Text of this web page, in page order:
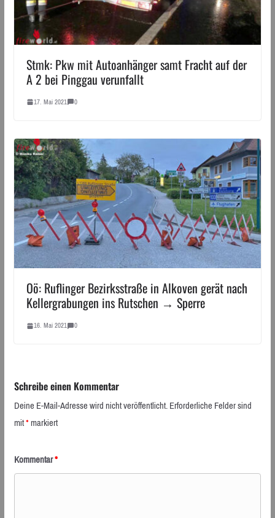
Stmk: Pkw mit Autoanhänger samt Fracht auf der
A 2 bei Pinggau verunfallt
17. Mai 2021 0
Oö: Ruflinger Bezirksstraße in Alkoven gerät nach
Kellergrabungen ins Rutschen → Sperre
16. Mai 2021 0
Schreibe einen Kommentar
Deine E-Mail-Adresse wird nicht veröffentlicht.Erforderliche Felder sind
mit*markiert
Kommentar*